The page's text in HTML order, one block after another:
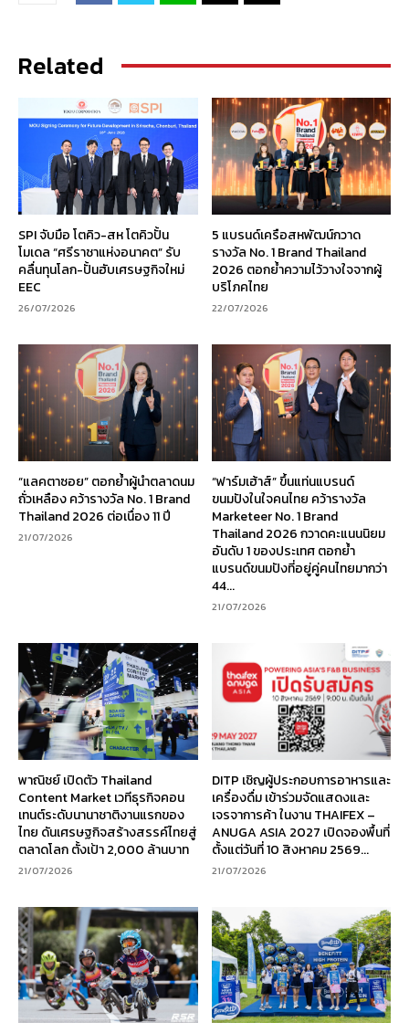
Related
SPI จับมือ โตคิว-สห โตคิวปั้น
โมเดล “ศรีราชาแห่งอนาคต” รับ
คลื่นทุนโลก-ปั้นฮับเศรษฐกิจใหม่
EEC
26/07/2026
5 แบรนด์เครือสหพัฒน์กวาด
รางวัล No. 1 Brand Thailand
2026 ตอกย้ำความไว้วางใจจากผู้
บริโภคไทย
22/07/2026
“แลคตาซอย” ตอกย้ำผู้นำตลาดนม
ถั่วเหลือง คว้ารางวัล No. 1 Brand
Thailand 2026 ต่อเนื่อง 11 ปี
21/07/2026
“ฟาร์มเฮ้าส์” ขึ้นแท่นแบรนด์
ขนมปังในใจคนไทย คว้ารางวัล
Marketeer No. 1 Brand
Thailand 2026 กวาดคะแนนนิยม
อันดับ 1 ของประเทศ ตอกย้ำ
แบรนด์ขนมปังที่อยู่คู่คนไทยมากว่า
44...
21/07/2026
พาณิชย์ เปิดตัว Thailand
Content Market เวทีธุรกิจคอน
เทนต์ระดับนานาชาติงานแรกของ
ไทย ดันเศรษฐกิจสร้างสรรค์ไทยสู่
ตลาดโลก ตั้งเป้า 2,000 ล้านบาท
21/07/2026
DITP เชิญผู้ประกอบการอาหารและ
เครื่องดื่ม เข้าร่วมจัดแสดงและ
เจรจาการค้า ในงาน THAIFEX –
ANUGA ASIA 2027 เปิดจองพื้นที่
ตั้งแต่วันที่ 10 สิงหาคม 2569...
21/07/2026